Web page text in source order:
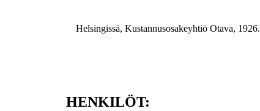
Helsingissä, Kustannusosakeyhtiö Otava, 1926.
HENKILÖT: